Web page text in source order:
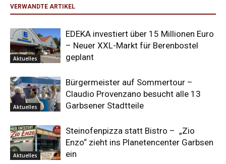
VERWANDTE ARTIKEL
Aktuelles
EDEKA investiert über 15 Millionen Euro
– Neuer XXL-Markt für Berenbostel
geplant
Aktuelles
Bürgermeister auf Sommertour –
Claudio Provenzano besucht alle 13
Garbsener Stadtteile
Aktuelles
Steinofenpizza statt Bistro – „Zio
Enzo“ zieht ins Planetencenter Garbsen
ein